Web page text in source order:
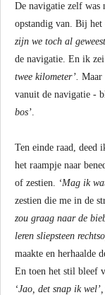
De navigatie zelf was
opstandig van. Bij
zijn we toch al
de navigatie. En ik
twee kilometer’. Maar
vanuit de navigatie -
bos’.
Ten einde raad, deed
het raampje naar
of zestien. ‘Mag ik
zestien die me in de
zou graag naar de
leren sliepsteen
maakte en herhaalde
En toen het stil bleef
‘Jao, det snap ik wel’,